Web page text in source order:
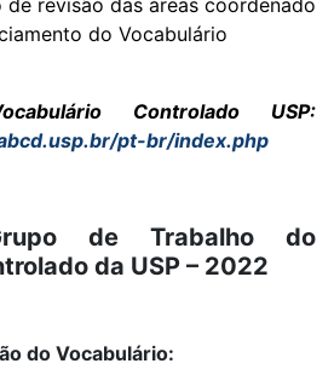
do Vocabulário
Controlado USP:
pt-br/index.php
de Trabalho do
da USP – 2022
do Vocabulário: